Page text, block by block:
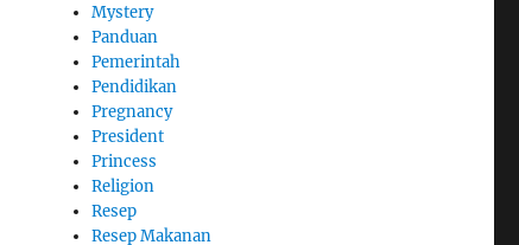
Mystery
Panduan
Pemerintah
Pendidikan
Pregnancy
President
Princess
Religion
Resep
Resep Makanan